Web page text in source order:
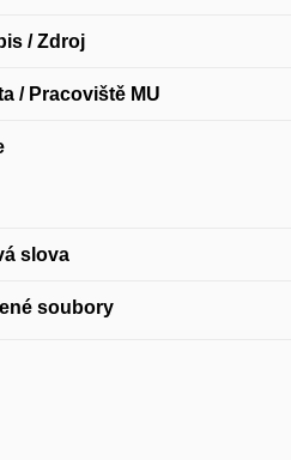
/ Zdroj
/ Pracoviště MU
slova
soubory